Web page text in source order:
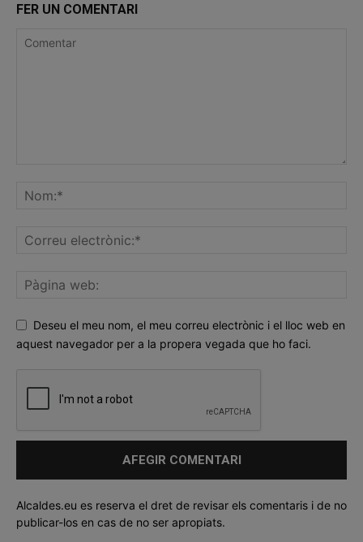
FER UN COMENTARI
Deseu el meu nom, el meu correu electrònic i el lloc web en
aquest navegador per a la propera vegada que ho faci.
Alcaldes.eu es reserva el dret de revisar els comentaris i de no
publicar-los en cas de no ser apropiats.